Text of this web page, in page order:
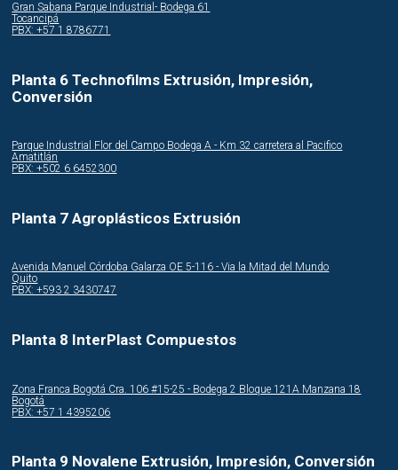
Gran Sabana Parque Industrial- Bodega 61
Tocancipá
PBX: +57 1 8786771
Planta 6 Technofilms Extrusión, Impresión,
Conversión
Parque Industrial Flor del Campo Bodega A - Km 32 carretera al Pacifico
Amatitlán
PBX: +502 6 6452300
Planta 7 Agroplásticos Extrusión
Avenida Manuel Córdoba Galarza OE 5-116 - Via la Mitad del Mundo
Quito
PBX: +593 2 3430747
Planta 8 InterPlast Compuestos
Zona Franca Bogotá Cra. 106 #15-25 - Bodega 2 Bloque 121A Manzana 18
Bogotá
PBX: +57 1 4395206
Planta 9 Novalene Extrusión, Impresión, Conversión